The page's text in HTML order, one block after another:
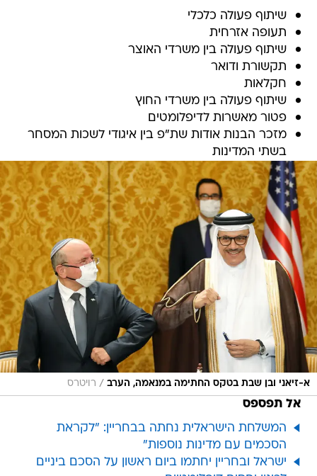
שיתוף פעולה כלכלי
תעופה אזרחית
שיתוף פעולה בין משרדי האוצר
תקשורת ודואר
חקלאות
שיתוף פעולה בין משרדי החוץ
פטור מאשרות לדיפלומטים
מזכר הבנות אודות שת"פ בין איגודי לשכות המסחר
בשתי המדינות
א-זיאני ובן שבת בטקס החתימה במנאמה, הערב / רויטרס
אל תפספס
המשלחת הישראלית נחתה בבחריין: "לקראת
הסכמים עם מדינות נוספות"
ישראל ובחריין יחתמו ביום ראשון על הסכם ביניים